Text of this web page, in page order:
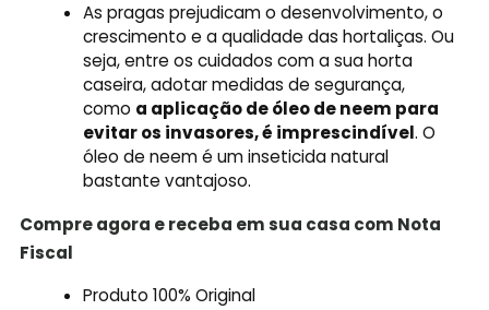
As pragas prejudicam o desenvolvimento, o
crescimento e a qualidade das hortaliças. Ou
seja, entre os cuidados com a sua horta
caseira, adotar medidas de segurança,
como a aplicação de óleo de neem para
evitar os invasores, é imprescindível. O
óleo de neem é um inseticida natural
bastante vantajoso.
Compre agora e receba em sua casa com Nota
Fiscal
Produto 100% Original